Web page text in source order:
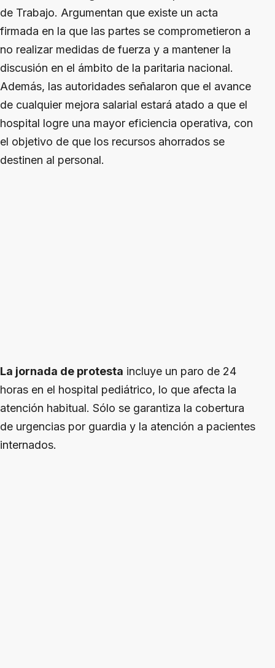
de Trabajo. Argumentan que existe un acta
firmada en la que las partes se comprometieron a
no realizar medidas de fuerza y a mantener la
discusión en el ámbito de la paritaria nacional.
Además, las autoridades señalaron que el avance
de cualquier mejora salarial estará atado a que el
hospital logre una mayor eficiencia operativa, con
el objetivo de que los recursos ahorrados se
destinen al personal.
La jornada de protesta incluye un paro de 24
horas en el hospital pediátrico, lo que afecta la
atención habitual. Sólo se garantiza la cobertura
de urgencias por guardia y la atención a pacientes
internados.